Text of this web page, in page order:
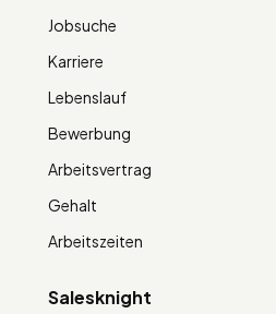
Jobsuche
Karriere
Lebenslauf
Bewerbung
Arbeitsvertrag
Gehalt
Arbeitszeiten
Salesknight